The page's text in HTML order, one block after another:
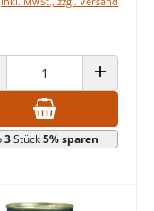
VERRINGERN ANZAHL
3Stück5% sparen